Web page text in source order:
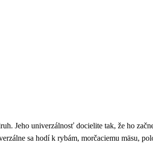
Jeho univerzálnosť docielite tak, že ho
sa hodí k rybám, morčaciemu mäsu,